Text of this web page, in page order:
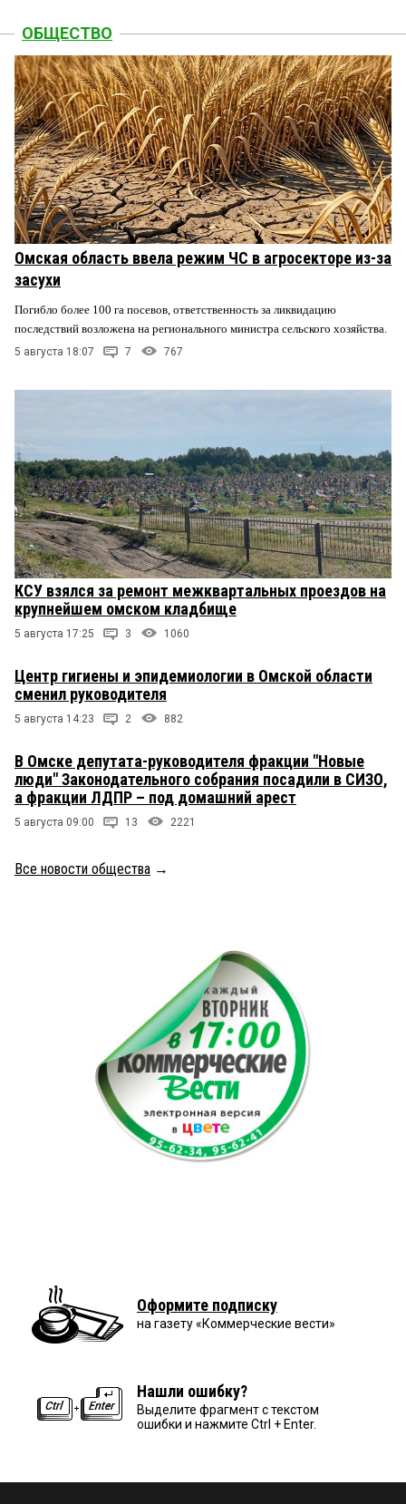
ОБЩЕСТВО
Омская область ввела режим ЧС в агросекторе из-за
засухи
Погибло более 100 га посевов, ответственность за ликвидацию
последствий возложена на регионального министра сельского хозяйства.
5 августа 18:07 7 767
КСУ взялся за ремонт межквартальных проездов на
крупнейшем омском кладбище
5 августа 17:25 3 1060
Центр гигиены и эпидемиологии в Омской области
сменил руководителя
5 августа 14:23 2 882
В Омске депутата-руководителя фракции "Новые
люди" Законодательного собрания посадили в СИЗО,
а фракции ЛДПР – под домашний арест
5 августа 09:00 13 2221
Все новости общества →
Оформите подписку
на газету «Коммерческие вести»
Нашли ошибку?
Выделите фрагмент с текстом
ошибки и нажмите Ctrl + Enter.